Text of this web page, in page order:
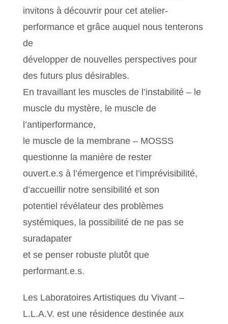
invitons à découvrir pour cet atelier-
performance et grâce auquel nous tenterons
de
développer de nouvelles perspectives pour
des futurs plus désirables.
En travaillant les muscles de l’instabilité – le
muscle du mystère, le muscle de
l’antiperformance,
le muscle de la membrane – MOSSS
questionne la manière de rester
ouvert.e.s à l’émergence et l’imprévisibilité,
d’accueillir notre sensibilité et son
potentiel révélateur des problèmes
systémiques, la possibilité de ne pas se
suradapater
et se penser robuste plutôt que
performant.e.s.
Les Laboratoires Artistiques du Vivant –
L.L.A.V. est une résidence destinée aux